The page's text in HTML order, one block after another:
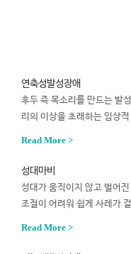
연축성발성장애
후두 즉 목소리를 만드는 발
리의 이상을 초래하는 임상
Read More >
성대마비
성대가 움직이지 않고 벌어
조절이 어려워 쉽게 사레가
Read More >